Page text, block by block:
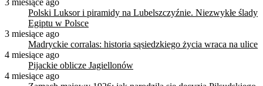
Polski Luksor i piramidy na Lubelszczyźnie. Niezwykłe ślady
Egiptu w Polsce
3 miesiące ago
Madryckie corralas: historia sąsiedzkiego życia wraca na ulice
4 miesiące ago
Pijackie oblicze Jagiellonów
4 miesiące ago